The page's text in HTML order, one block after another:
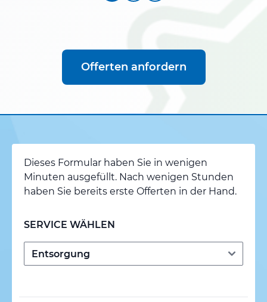
Offerten anfordern
Dieses Formular haben Sie in wenigen
Minuten ausgefüllt. Nach wenigen Stunden
haben Sie bereits erste Offerten in der Hand.
SERVICE WÄHLEN